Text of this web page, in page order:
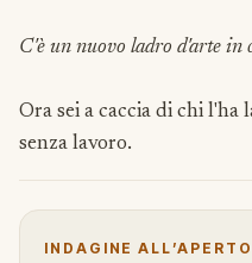
C'è un nuovo ladro d'arte in
Ora sei a caccia di chi
senza lavoro.
INDAGINE